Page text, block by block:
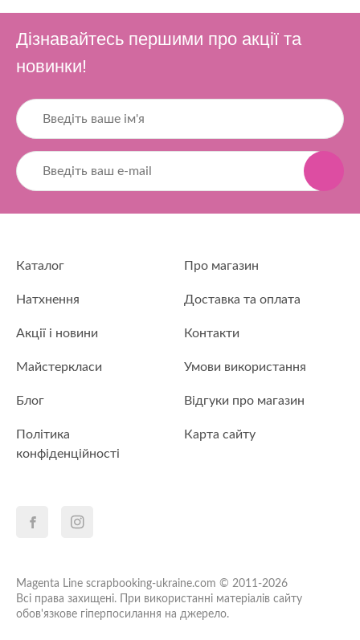
Дізнавайтесь першими про акції та
новинки!
Каталог Про магазин
Натхнення Доставка та оплата
Акції і новини Контакти
Майстеркласи Умови використання
Блог Відгуки про магазин
Політика
конфіденційності
Карта сайту
Magenta Line scrapbooking-ukraine.com © 2011-2026
Всі права захищені. При використанні матеріалів сайту
обов'язкове гіперпосилання на джерело.